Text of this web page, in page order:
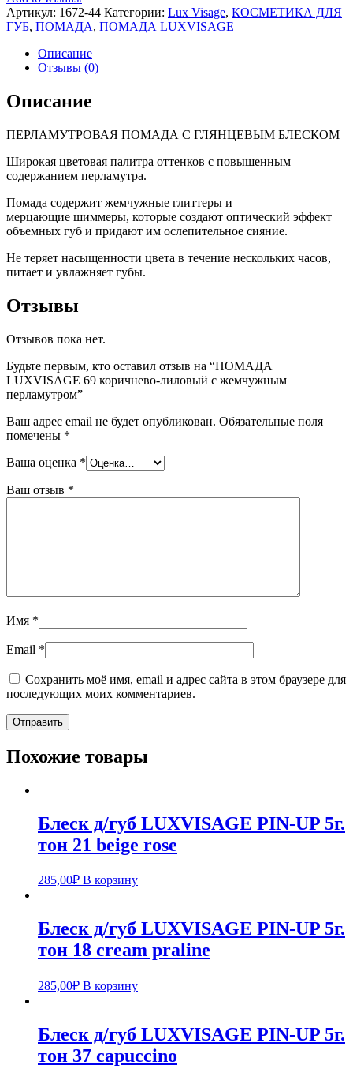
69
коричнево-
лиловый
жемчужным
перламутром
Артикул: 1672-44 Категории: Lux Visage, КОСМЕТИКА ДЛЯ
ГУБ, ПОМАДА, ПОМАДА LUXVISAGE
Описание
Отзывы (0)
Описание
ПЕРЛАМУТРОВАЯ ПОМАДА С ГЛЯНЦЕВЫМ БЛЕСКОМ
Широкая цветовая палитра оттенков с повышенным
содержанием перламутра.
Помада содержит жемчужные глиттеры и
мерцающие шиммеры, которые создают оптический эффект
объемных губ и придают им ослепительное сияние.
Не теряет насыщенности цвета в течение нескольких часов,
питает и увлажняет губы.
Отзывы
Отзывов пока нет.
Будьте первым, кто оставил отзыв на “ПОМАДА
LUXVISAGE 69 коричнево-лиловый с жемчужным
перламутром”
Ваш адрес email не будет опубликован. Обязательные поля
помечены *
Ваша оценка *
Ваш отзыв *
Имя *
Email *
Сохранить моё имя, email и адрес сайта в этом браузере для
последующих моих комментариев.
Похожие товары
Блеск д/губ LUXVISAGE PIN-UP 5г.
тон 21 beige rose
285,00₽ В корзину
Блеск д/губ LUXVISAGE PIN-UP 5г.
тон 18 cream praline
285,00₽ В корзину
Блеск д/губ LUXVISAGE PIN-UP 5г.
тон 37 capuccino